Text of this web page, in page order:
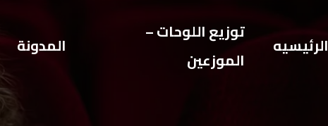
الرئيسيه
توزيع اللوحات –
الموزعين
المدونة